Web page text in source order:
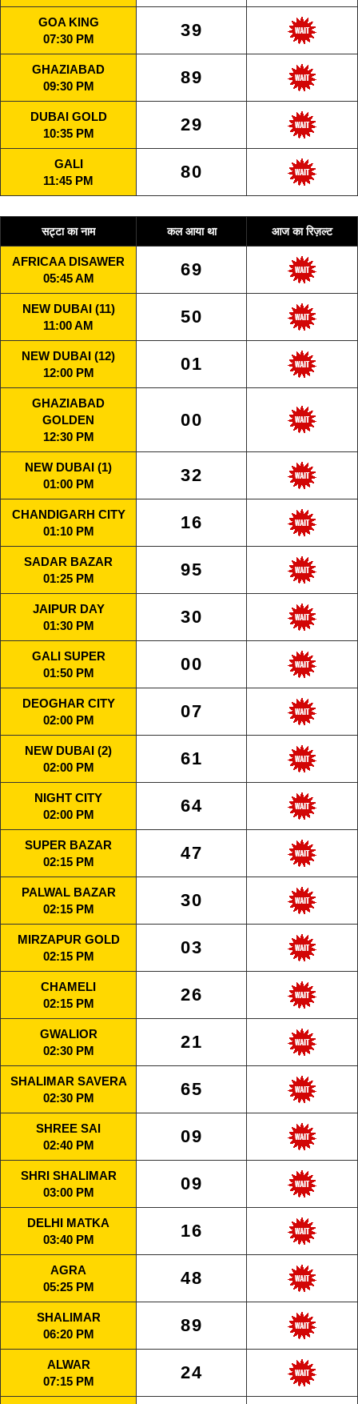
GOA KING
07:30 PM
39
GHAZIABAD
09:30 PM
89
DUBAI GOLD
10:35 PM
29
GALI
11:45 PM
80
सट्टा का नाम कल आया था आज का रिज़ल्ट
AFRICAA DISAWER
05:45 AM
69
NEW DUBAI (11)
11:00 AM
50
NEW DUBAI (12)
12:00 PM
01
GHAZIABAD
GOLDEN
12:30 PM
00
NEW DUBAI (1)
01:00 PM
32
CHANDIGARH CITY
01:10 PM
16
SADAR BAZAR
01:25 PM
95
JAIPUR DAY
01:30 PM
30
GALI SUPER
01:50 PM
00
DEOGHAR CITY
02:00 PM
07
NEW DUBAI (2)
02:00 PM
61
NIGHT CITY
02:00 PM
64
SUPER BAZAR
02:15 PM
47
PALWAL BAZAR
02:15 PM
30
MIRZAPUR GOLD
02:15 PM
03
CHAMELI
02:15 PM
26
GWALIOR
02:30 PM
21
SHALIMAR SAVERA
02:30 PM
65
SHREE SAI
02:40 PM
09
SHRI SHALIMAR
03:00 PM
09
DELHI MATKA
03:40 PM
16
AGRA
05:25 PM
48
SHALIMAR
06:20 PM
89
ALWAR
07:15 PM
24